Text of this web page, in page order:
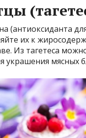
(антиоксиданта
их к
Из тагетеса
украшения мясных